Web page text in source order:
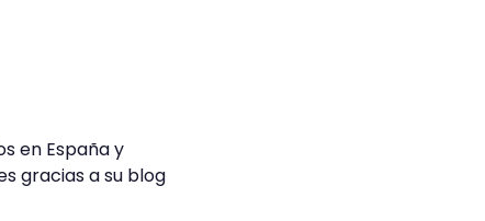
en España y
gracias a su blog